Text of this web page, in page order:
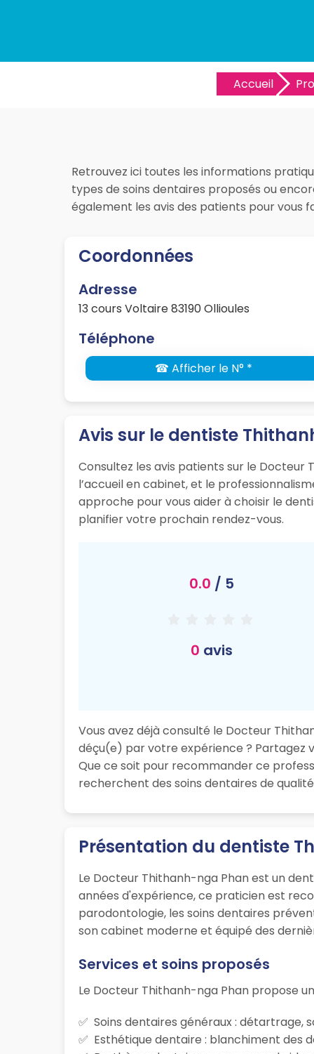
Accueil
Retrouvez ici toutes les informations
types de soins dentaires proposés ou
également les avis des patients pour vous
Coordonnées
Adresse
13 cours Voltaire 83190 Ollioules
Téléphone
☎ Afficher le N° *
Avis sur le dentiste
Consultez les avis patients sur le Docteur
l’accueil en cabinet, et le
approche pour vous aider à choisir le
planifier votre prochain rendez-vous.
0.0 / 5
0 avis
Vous avez déjà consulté le Docteur
déçu(e) par votre expérience ? Partagez
Que ce soit pour recommander ce
recherchent des soins dentaires de
Présentation du dentiste
Le Docteur Thithanh-nga Phan est un
années d'expérience, ce praticien est
parodontologie, les soins dentaires
son cabinet moderne et équipé des
Services et soins proposés
Le Docteur Thithanh-nga Phan propose
Soins dentaires généraux : détartrage,
Esthétique dentaire : blanchiment des